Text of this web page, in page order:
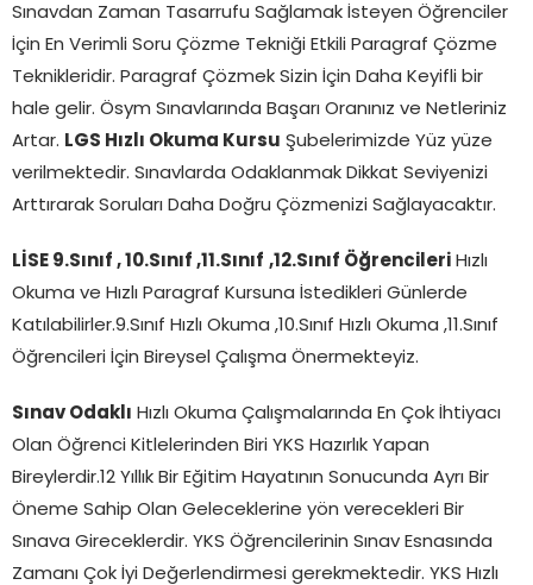
Sınavdan Zaman Tasarrufu Sağlamak İsteyen Öğrenciler
İçin En Verimli Soru Çözme Tekniği Etkili Paragraf Çözme
Teknikleridir. Paragraf Çözmek Sizin İçin Daha Keyifli bir
hale gelir. Ösym Sınavlarında Başarı Oranınız ve Netleriniz
Artar. LGS Hızlı Okuma Kursu Şubelerimizde Yüz yüze
verilmektedir. Sınavlarda Odaklanmak Dikkat Seviyenizi
Arttırarak Soruları Daha Doğru Çözmenizi Sağlayacaktır.
LİSE 9.Sınıf , 10.Sınıf ,11.Sınıf ,12.Sınıf Öğrencileri
Hızlı
Okuma ve Hızlı Paragraf Kursuna İstedikleri Günlerde
Katılabilirler.9.Sınıf Hızlı Okuma ,10.Sınıf Hızlı Okuma ,11.Sınıf
Öğrencileri İçin Bireysel Çalışma Önermekteyiz.
Sınav Odaklı
Hızlı Okuma Çalışmalarında En Çok İhtiyacı
Olan Öğrenci Kitlelerinden Biri YKS Hazırlık Yapan
Bireylerdir.12 Yıllık Bir Eğitim Hayatının Sonucunda Ayrı Bir
Öneme Sahip Olan Geleceklerine yön verecekleri Bir
Sınava Gireceklerdir. YKS Öğrencilerinin Sınav Esnasında
Zamanı Çok İyi Değerlendirmesi gerekmektedir. YKS Hızlı